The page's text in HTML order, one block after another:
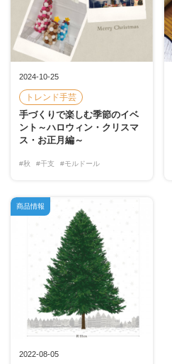
2024-10-25
トレンド手芸
手づくりで楽しむ季節のイベ
ント～ハロウィン・クリスマ
ス・お正月編～
#秋 #干支 #モルドール
2022-08-05
商品情報